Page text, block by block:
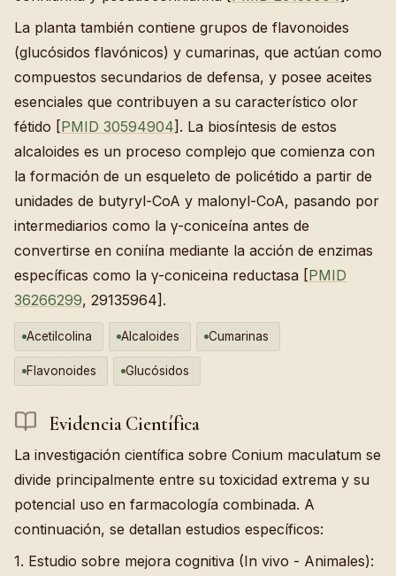
La planta también contiene grupos de flavonoides
(glucósidos flavónicos) y cumarinas, que actúan como
compuestos secundarios de defensa, y posee aceites
esenciales que contribuyen a su característico olor
fétido [PMID 30594904]. La biosíntesis de estos
alcaloides es un proceso complejo que comienza con
la formación de un esqueleto de policétido a partir de
unidades de butyryl-CoA y malonyl-CoA, pasando por
intermediarios como la γ-coniceína antes de
convertirse en coniína mediante la acción de enzimas
específicas como la γ-coniceina reductasa [PMID
36266299, 29135964].
Acetilcolina Alcaloides Cumarinas
Flavonoides Glucósidos
Evidencia Científica
La investigación científica sobre Conium maculatum se
divide principalmente entre su toxicidad extrema y su
potencial uso en farmacología combinada. A
continuación, se detallan estudios específicos:
1. Estudio sobre mejora cognitiva (In vivo - Animales):